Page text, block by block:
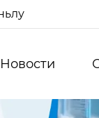
Новости